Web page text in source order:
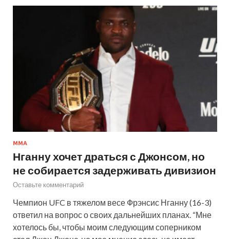
ММА
Нганну хочет драться с Джонсом, но
не собирается задерживать дивизион
Оставьте комментарий
Чемпион UFC в тяжелом весе Фрэнсис Нганну (16-3)
ответил на вопрос о своих дальнейших планах. “Мне
хотелось бы, чтобы моим следующим соперником